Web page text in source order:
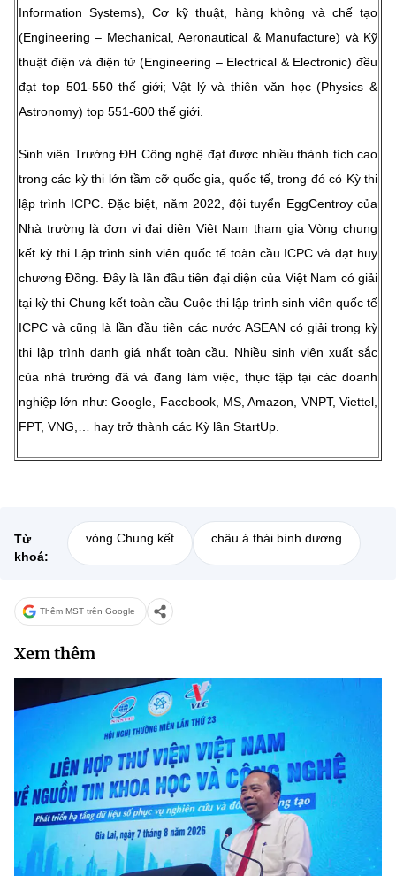
Information Systems), Cơ kỹ thuật, hàng không và chế tạo
(Engineering – Mechanical, Aeronautical & Manufacture) và Kỹ
thuật điện và điện tử (Engineering – Electrical & Electronic) đều
đạt top 501-550 thế giới; Vật lý và thiên văn học (Physics &
Astronomy) top 551-600 thế giới.
Sinh viên Trường ĐH Công nghệ đạt được nhiều thành tích cao
trong các kỳ thi lớn tầm cỡ quốc gia, quốc tế, trong đó có Kỳ thi
lập trình ICPC. Đặc biệt, năm 2022, đội tuyển EggCentroy của
Nhà trường là đơn vị đại diện Việt Nam tham gia Vòng chung
kết kỳ thi Lập trình sinh viên quốc tế toàn cầu ICPC và đạt huy
chương Đồng. Đây là lần đầu tiên đại diện của Việt Nam có giải
tại kỳ thi Chung kết toàn cầu Cuộc thi lập trình sinh viên quốc tế
ICPC và cũng là lần đầu tiên các nước ASEAN có giải trong kỳ
thi lập trình danh giá nhất toàn cầu. Nhiều sinh viên xuất sắc
của nhà trường đã và đang làm việc, thực tập tại các doanh
nghiệp lớn như: Google, Facebook, MS, Amazon, VNPT, Viettel,
FPT, VNG,… hay trở thành các Kỳ lân StartUp.
Từ
khoá:
vòng Chung kết châu á thái bình dương
Thêm MST trên Google
Xem thêm